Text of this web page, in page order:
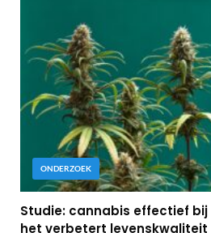
ONDERZOEK
Studie: cannabis effectief bij
het verbetert levenskwaliteit